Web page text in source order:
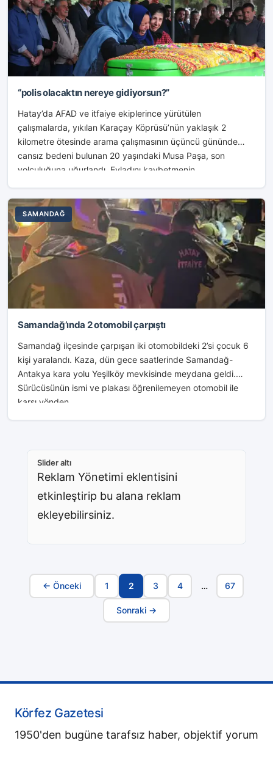
“polis olacaktın nereye gidiyorsun?”
Hatay’da AFAD ve itfaiye ekiplerince yürütülen
çalışmalarda, yıkılan Karaçay Köprüsü’nün yaklaşık 2
kilometre ötesinde arama çalışmasının üçüncü gününde
cansız bedeni bulunan 20 yaşındaki Musa Paşa, son
yolculuğuna uğurlandı. Evladını kaybetmenin...
SAMANDAĞ
Samandağ’ında 2 otomobil çarpıştı
Samandağ ilçesinde çarpışan iki otomobildeki 2’si çocuk 6
kişi yaralandı. Kaza, dün gece saatlerinde Samandağ-
Antakya kara yolu Yeşilköy mevkisinde meydana geldi.
Sürücüsünün ismi ve plakası öğrenilemeyen otomobil ile
karşı yönden...
Slider altı
Reklam Yönetimi eklentisini
etkinleştirip bu alana reklam
ekleyebilirsiniz.
Sayfa
Navigasyonu
← Önceki 1 2 3 4 … 67
Sonraki →
Körfez Gazetesi
1950'den bugüne tarafsız haber, objektif yorum